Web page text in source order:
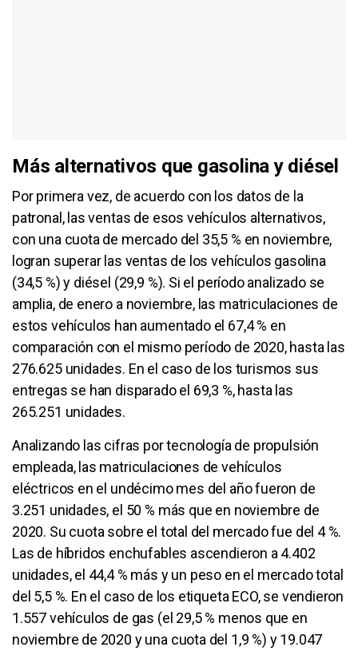
Más alternativos que gasolina y diésel
Por primera vez, de acuerdo con los datos de la
patronal, las ventas de esos vehículos alternativos,
con una cuota de mercado del 35,5 % en noviembre,
logran superar las ventas de los vehículos gasolina
(34,5 %) y diésel (29,9 %). Si el período analizado se
amplia, de enero a noviembre, las matriculaciones de
estos vehículos han aumentado el 67,4 % en
comparación con el mismo período de 2020, hasta las
276.625 unidades. En el caso de los turismos sus
entregas se han disparado el 69,3 %, hasta las
265.251 unidades.
Analizando las cifras por tecnología de propulsión
empleada, las matriculaciones de vehículos
eléctricos en el undécimo mes del año fueron de
3.251 unidades, el 50 % más que en noviembre de
2020. Su cuota sobre el total del mercado fue del 4 %.
Las de híbridos enchufables ascendieron a 4.402
unidades, el 44,4 % más y un peso en el mercado total
del 5,5 %. En el caso de los etiqueta ECO, se vendieron
1.557 vehículos de gas (el 29,5 % menos que en
noviembre de 2020 y una cuota del 1,9 %) y 19.047